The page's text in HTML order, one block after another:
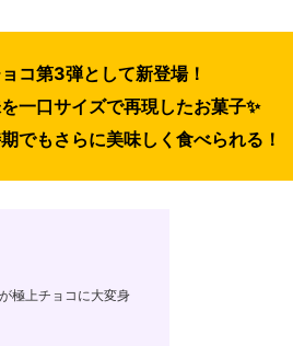
コ第3弾として新登場！
一口サイズで再現したお菓子✨
でもさらに美味しく食べられる！
極上チョコに大変身